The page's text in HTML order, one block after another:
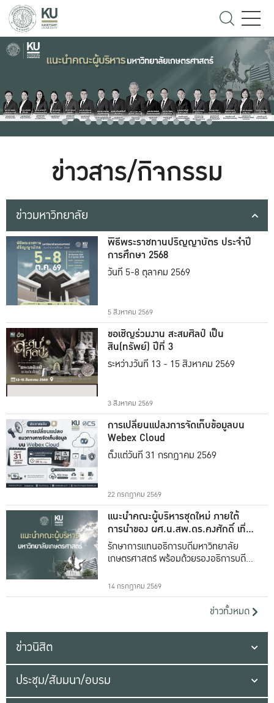
ข่าวสาร/กิจกรรม
ข่าวมหาวิทยาลัย
พิธีพระราชทานปริญญาบัตร ประจำปี
การศึกษา 2568
วันที่ 5-8 ตุลาคม 2569
5 สิงหาคม 2569
ขอเชิญร่วมงาน สะสมศิลป์ เป็น
สิน(ทรัพย์) ปีที่ 3
ระหว่างวันที่ 13 - 15 สิงหาคม 2569
3 สิงหาคม 2569
การเปลี่ยนแปลงการจัดเก็บข้อมูลบน
Webex Cloud
ตั้งแต่วันที่ 31 กรกฎาคม 2569
22 กรกฎาคม 2569
แนะนำคณะผู้บริหารชุดใหม่ ภายใต้
การนำของ ผศ.น.สพ.ดร.คงศักดิ์ เที่ยง
ธรรม
รักษาการแทนอธิการบดีมหาวิทยาลัย
เกษตรศาสตร์ พร้อมด้วยรองอธิการบดีทั้ง
14 กรกฎาคม 2569
ข่าวทั้งหมด
ข่าวนิสิต
ประชุม/สัมมนา/อบรม